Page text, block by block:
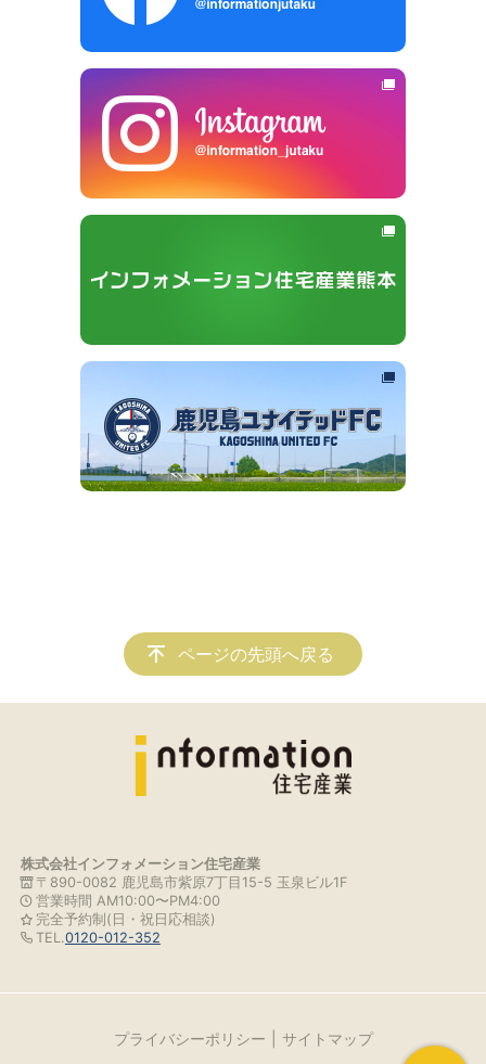
ページの先頭へ戻る
株式会社インフォメーション住宅産業
〒890-0082 鹿児島市紫原7丁目15-5 玉泉ビル1F
営業時間 AM10:00〜PM4:00
完全予約制(日・祝日応相談)
TEL.0120-012-352
プライバシーポリシー サイトマップ